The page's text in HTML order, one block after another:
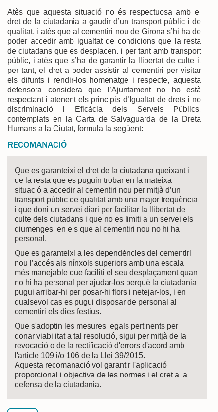
Atès que aquesta situació no és respectuosa amb el
dret de la ciutadania a gaudir d’un transport públic i de
qualitat, i atès que al cementiri nou de Girona s’hi ha de
poder accedir amb igualtat de condicions que la resta
de ciutadans que es desplacen, i per tant amb transport
públic, i atès que s’ha de garantir la llibertat de culte i,
per tant, el dret a poder assistir al cementiri per visitar
els difunts i rendir-los homenatge i respecte, aquesta
defensora considera que l’Ajuntament no ho està
respectant i atenent els principis d’Igualtat de drets i no
discriminació i Eficàcia dels Serveis Públics,
contemplats en la Carta de Salvaguarda de la Dreta
Humans a la Ciutat, formula la següent:
RECOMANACIÓ
Que es garanteixi el dret de la ciutadana queixant i
de la resta que es puguin trobar en la mateixa
situació a accedir al cementiri nou per mitjà d’un
transport públic de qualitat amb una major freqüència
i que doni un servei diari per facilitar la llibertat de
culte dels ciutadans i que no es limiti a un servei els
diumenges, en els que al cementiri nou no hi ha
personal.
Que es garanteixi a les dependències del cementiri
nou l’accés als nínxols superiors amb una escala
més manejable que faciliti el seu desplaçament quan
no hi ha personal per ajudar-los perquè la ciutadania
pugui arribar-hi per posar-hi flors i netejar-los, i en
qualsevol cas es pugui disposar de personal al
cementiri els dies festius.
Que s'adoptin les mesures legals pertinents per
donar viabilitat a tal resolució, sigui per mitjà de la
revocació o de la rectificació d'errors d'acord amb
l'article 109 i/o 106 de la Llei 39/2015.
Aquesta recomanació vol garantir l'aplicació
proporcional i objectiva de les normes i el dret a la
defensa de la ciutadania.